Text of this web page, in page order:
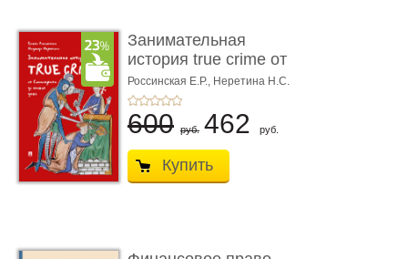
Занимательная
история true crime от
Гиппократа до � ...
Россинская Е.Р., Неретина Н.С.
600 руб. 462 руб.
Купить